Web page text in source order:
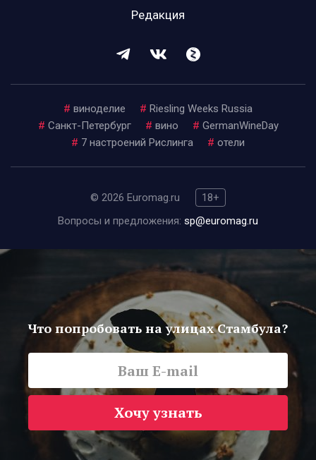
Редакция
# виноделие # Riesling Weeks Russia
# Санкт-Петербург # вино # GermanWineDay
# 7 настроений Рислинга # отели
© 2026 Euromag.ru
18+
Вопросы и предложения: sp@euromag.ru
Что попробовать на улицах Стамбула?
Хочу узнать